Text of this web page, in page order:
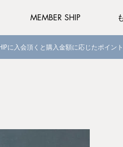
MEMBER SHIP
に入会頂くと購入金額に応じたポイン